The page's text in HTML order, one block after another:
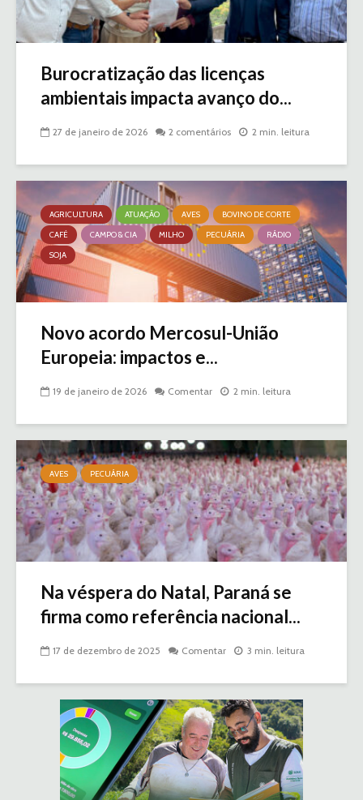
Burocratização das licenças
ambientais impacta avanço do...
27 de janeiro de 2026 2 comentários 2 min. leitura
AGRICULTURA ATUAÇÃO AVES
BOVINO DE CORTE
CAFÉ
CAMPO & CIA MILHO PECUÁRIA
RÁDIO
SOJA
Novo acordo Mercosul-União
Europeia: impactos e...
19 de janeiro de 2026 Comentar 2 min. leitura
AVES PECUÁRIA
Na véspera do Natal, Paraná se
firma como referência nacional...
17 de dezembro de 2025 Comentar 3 min. leitura